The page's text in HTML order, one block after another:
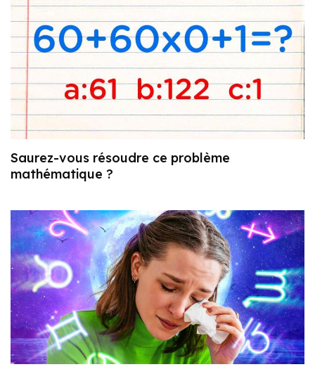
Saurez-vous résoudre ce problème
mathématique ?